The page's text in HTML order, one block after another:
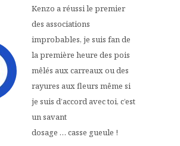
Kenzo a réussi le premier
des associations
improbables, je suis fan de
la première heure des pois
mêlés aux carreaux ou des
rayures aux fleurs même si
je suis d’accord avec toi, c’est
un savant
dosage … casse gueule !